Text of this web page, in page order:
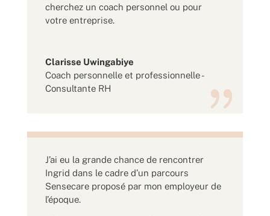
cherchez un coach personnel ou pour
votre entreprise.
Clarisse Uwingabiye
Coach personnelle et professionnelle -
Consultante RH
J’ai eu la grande chance de rencontrer
Ingrid dans le cadre d’un parcours
Sensecare proposé par mon employeur de
l’époque.